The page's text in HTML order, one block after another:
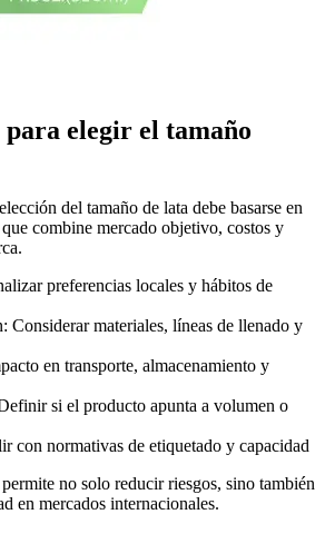
para elegir el tamaño
del tamaño de lata debe basarse en
combine mercado objetivo, costos y
preferencias locales y hábitos de
Considerar materiales, líneas de llenado y
en transporte, almacenamiento y
si el producto apunta a volumen o
con normativas de etiquetado y capacidad
no solo reducir riesgos, sino también
en mercados internacionales.